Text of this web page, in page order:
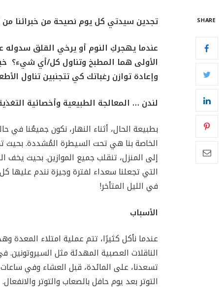
SHARE
تجدين سيدتي كل يوم نصيحة من خبرائنا من
عندما يهجركِ النوم أو يرخي القلق سدوله
الأولى هما المطبخ وتناول كل/أي شيء؟
وإعادة توازن رغباتك كي تتجنبين تناول
لندن … المعالجة الطبيعية وأخصائية
بطبيعة الحال، أثناء النهار، نكون جميعُنا
الخاصة بنا هي تحت السيطرة المُشددة. بحيث
إلى المنزل، تنقلب جميع الموازين. بحيث
التي تجعلنا سعداء لفترة وجيزة نندم عليها
في الليل المتأخر!
الأسباب
عندما نأكل كثيرًا، تتم عملية امتلاء المعدة
الناقلات العصبية المهدئة مثل
تسعدنا، على المائدة، قبل العشاء وفي ساعات
التوتر بعد يوم حافل بالصعاب والتوتر والانفعال.